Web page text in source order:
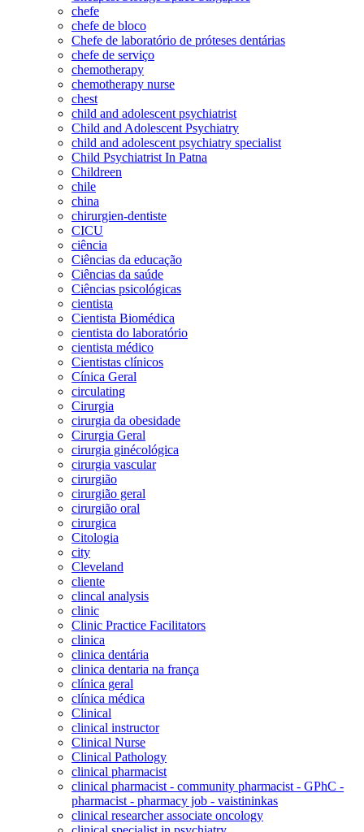
chefe
chefe de bloco
Chefe de laboratório de próteses dentárias
chefe de serviço
chemotherapy
chemotherapy nurse
chest
child and adolescent psychiatrist
Child and Adolescent Psychiatry
child and adolescent psychiatry specialist
Child Psychiatrist In Patna
Childreen
chile
china
chirurgien-dentiste
CICU
ciência
Ciências da educação
Ciências da saúde
Ciências psicológicas
cientista
Cientista Biomédica
cientista do laboratório
cientista médico
Cientistas clínicos
Cínica Geral
circulating
Cirurgia
cirurgia da obesidade
Cirurgia Geral
cirurgia ginécológica
cirurgia vascular
cirurgião
cirurgião geral
cirurgião oral
cirurgica
Citologia
city
Cleveland
cliente
clincal analysis
clinic
Clinic Practice Facilitators
clinica
clinica dentária
clinica dentaria na frança
clínica geral
clínica médica
Clinical
clinical instructor
Clinical Nurse
Clinical Pathology
clinical pharmacist
clinical pharmacist - community pharmacist - GPhC -
pharmacist - pharmacy job - vaistininkas
clinical researcher associate oncology